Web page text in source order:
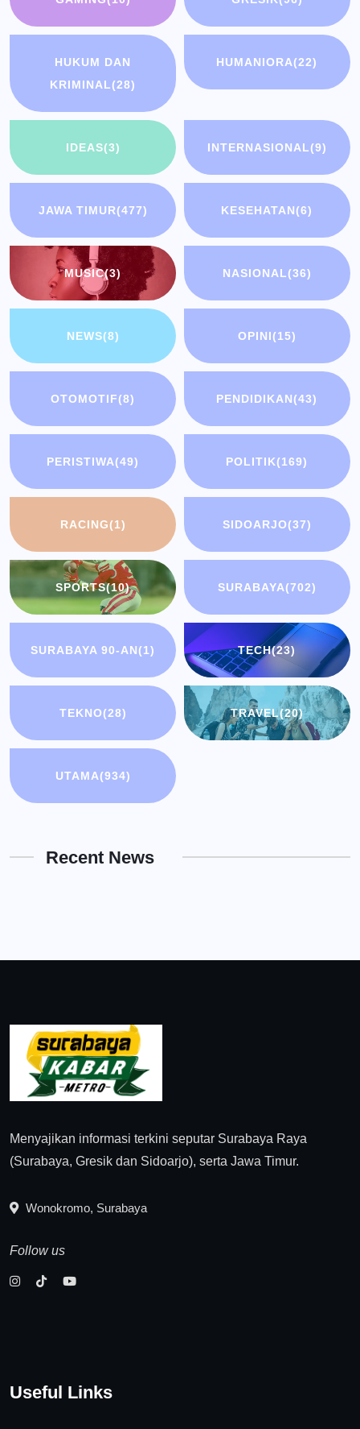
HUKUM DAN
KRIMINAL(28)
HUMANIORA(22)
IDEAS(3) INTERNASIONAL(9)
JAWA TIMUR(477) KESEHATAN(6)
MUSIC(3) NASIONAL(36)
NEWS(8) OPINI(15)
OTOMOTIF(8) PENDIDIKAN(43)
PERISTIWA(49) POLITIK(169)
RACING(1) SIDOARJO(37)
SPORTS(10) SURABAYA(702)
SURABAYA 90-AN(1) TECH(23)
TEKNO(28) TRAVEL(20)
UTAMA(934)
Recent News
Menyajikan informasi terkini seputar Surabaya Raya
(Surabaya, Gresik dan Sidoarjo), serta Jawa Timur.
Wonokromo, Surabaya
Follow us
Useful Links